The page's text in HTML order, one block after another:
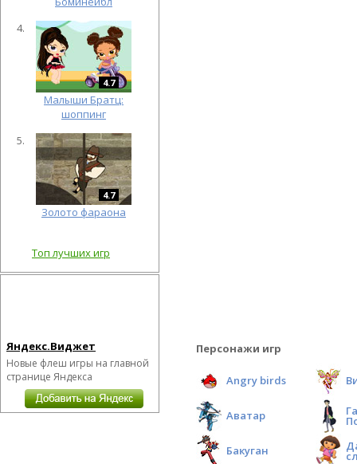
4.7
Малыши Братц:
шоппинг
4.7
Золото фараона
Топ лучших игр
Яндекс.Виджет
Новые флеш игры на главной
странице Яндекса
Персонажи игр
Angry birds
Аватар
Бакуган